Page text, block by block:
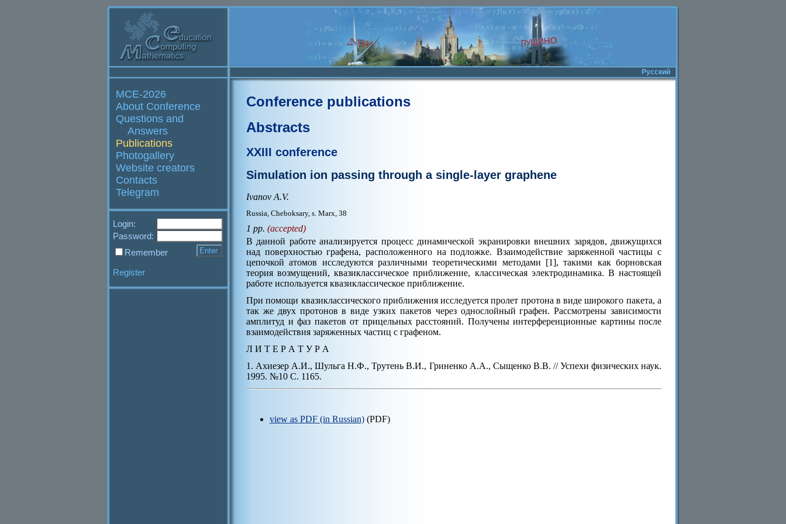
Русский
MCE-2026
About Conference
Questions and
Answers
Publications
Photogallery
Website creators
Contacts
Telegram
Login:
Password:
Remember
Register
Conference publications
Abstracts
XXIII conference
Simulation ion passing through a single-layer graphene
Ivanov A.V.
Russia, Cheboksary, s. Marx, 38
1 pp. (accepted)
В данной работе анализируется процесс динамической экранировки внешних зарядов, движущихся
над поверхностью графена, расположенного на подложке. Взаимодействие заряженной частицы с
цепочкой атомов исследуются различными теоретическими методами [1], такими как борновская
теория возмущений, квазиклассическое приближение, классическая электродинамика. В настоящей
работе используется квазиклассическое приближение.
При помощи квазиклассического приближения исследуется пролет протона в виде широкого пакета, а
так же двух протонов в виде узких пакетов через однослойный графен. Рассмотрены зависимости
амплитуд и фаз пакетов от прицельных расстояний. Получены интерференционные картины после
взаимодействия заряженных частиц с графеном.
Л И Т Е Р А Т У Р А
1. Ахиезер А.И., Шульга Н.Ф., Трутень В.И., Гриненко А.А., Сыщенко В.В. // Успехи физических наук.
1995. №10 С. 1165.
view as PDF (in Russian) (PDF)